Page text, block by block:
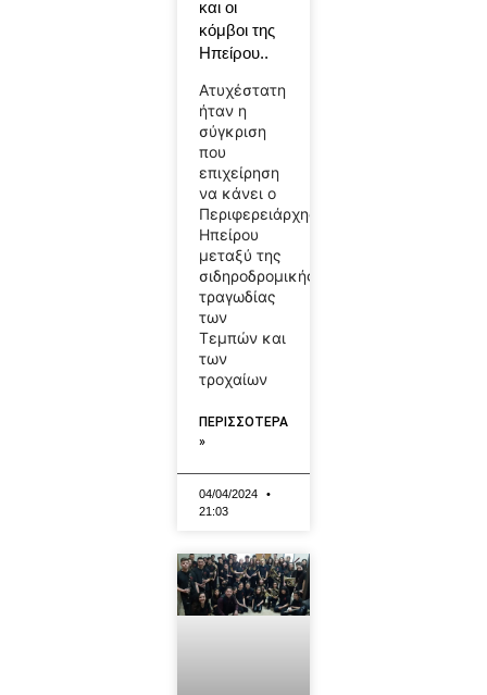
και οι
κόμβοι της
Ηπείρου..
Ατυχέστατη
ήταν η
σύγκριση
που
επιχείρηση
να κάνει ο
Περιφερειάρχης
Ηπείρου
μεταξύ της
σιδηροδρομικής
τραγωδίας
των
Τεμπών και
των
τροχαίων
ΠΕΡΙΣΣΟΤΕΡΑ
»
04/04/2024
21:03